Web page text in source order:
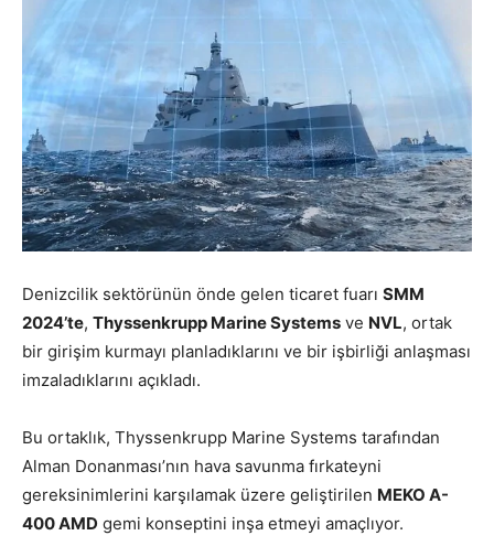
Denizcilik sektörünün önde gelen ticaret fuarı SMM
2024’te, Thyssenkrupp Marine Systems ve NVL, ortak
bir girişim kurmayı planladıklarını ve bir işbirliği anlaşması
imzaladıklarını açıkladı.
Bu ortaklık, Thyssenkrupp Marine Systems tarafından
Alman Donanması’nın hava savunma fırkateyni
gereksinimlerini karşılamak üzere geliştirilen MEKO A-
400 AMD gemi konseptini inşa etmeyi amaçlıyor.